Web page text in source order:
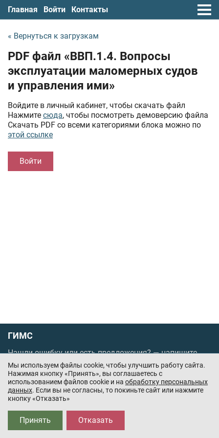
Главная Войти Контакты
« Вернуться к загрузкам
PDF файл «ВВП.1.4. Вопросы
эксплуатации маломерных судов
и управления ими»
Войдите в личный кабинет, чтобы скачать файл
Нажмите сюда, чтобы посмотреть демоверсию файла
Скачать PDF со всеми категориями блока можно по
этой ссылке
Войти
ГИМС
Нашли ошибку или есть предложения? —напишите
нам
Порядок проведения оплаты по банковским
картам/Цены/Оферта
Приложения партнёров:
Мы используем файлы cookie, чтобы улучшить работу сайта.
Нажимая кнопку «Принять», вы соглашаетесь с
использованием файлов cookie и на обработку персональных
данных. Если вы не согласны, то покиньте сайт или нажмите
кнопку «Отказать»
Отказать
Принять